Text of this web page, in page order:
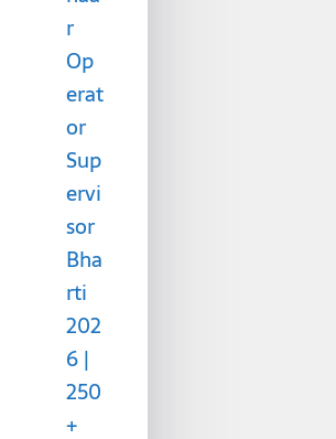
r
Op
erat
or
Sup
ervi
sor
Bha
rti
202
6 |
250
+